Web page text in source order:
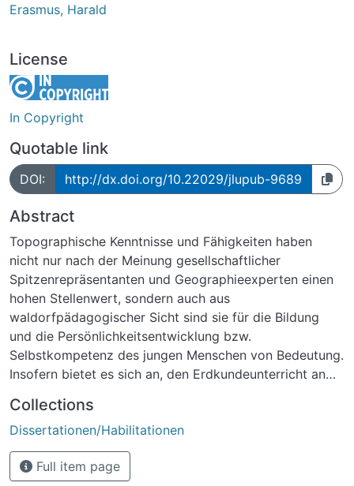
Erasmus, Harald
License
In Copyright
Quotable link
DOI: http://dx.doi.org/10.22029/jlupub-9689
Abstract
Topographische Kenntnisse und Fähigkeiten haben
nicht nur nach der Meinung gesellschaftlicher
Spitzenrepräsentanten und Geographieexperten einen
hohen Stellenwert, sondern auch aus
waldorfpädagogischer Sicht sind sie für die Bildung
und die Persönlichkeitsentwicklung bzw.
Selbstkompetenz des jungen Menschen von Bedeutung.
Insofern bietet es sich an, den Erdkundeunterricht an
Bereich näher zu beleuchten. Die topographischen
Kenntnisse und Fähigkeiten werden dabei in der
vorliegenden Arbeit im Sinne der Bildungsstandards in
fünf Dimensionen gegliedert, die zusammen den
Collections
Dissertationen/Habilitationen
Full item page